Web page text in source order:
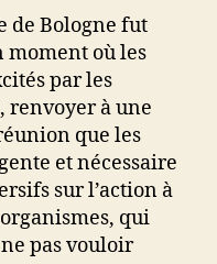
de Bologne fut
moment où les
par les
renvoyer à une
que les
et nécessaire
sur l’action à
qui
pas vouloir